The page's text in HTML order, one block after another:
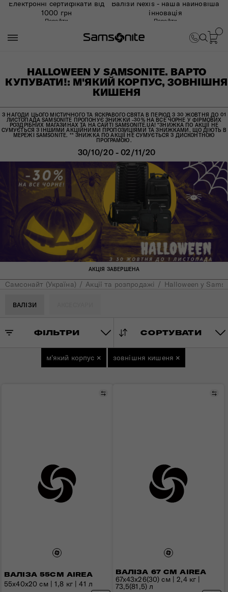
Електронні сертифікати від
1000 грн
Перейти
Валізи Nexis - наша найновіша
інновація
Перейти
HALLOWEEN У SAMSONITE. ВАРТО
КУПУВАТИ!: М'ЯКИЙ КОРПУС, ЗОВНІШНЯ
КИШЕНЯ
З НАГОДИ ЦЬОГО МІСТИЧНОГО ТА ЯСКРАВОГО СВЯТА В ПЕРІОД З 30 ЖОВТНЯ ДО 01
ЛИСТОПАДА SAMSONITE ПРОПОНУЄ ЗНИЖКИ -30% НА ВСЕ ЧОРНЕ У ФІРМОВИХ
РОЗДРІБНИХ МАГАЗИНАХ ТА НА САЙТІ SAMSONITE.UA! *ЗНИЖКА ПО АКЦІЇ НЕ
СУМУЄТЬСЯ З ІНШИМИ АКЦІЙНИМИ ПРОПОЗИЦІЯМИ ТА ЗНИЖКАМИ, ЩО ДІЮТЬ В
МЕРЕЖІ SAMSONITE. ** ЗНИЖКА ПО АКЦІЇ НЕ СУМУЄТЬСЯ З ДИСКОНТНОЮ
ПРОГРАМОЮ.
30/10/20 - 02/11/20
АКЦІЯ ЗАВЕРШЕНА
Самсонайт (Україна) Акції та розпродажі Halloween у
ВАЛІЗИ
ФІЛЬТРИ СОРТУВАТИ
м'який корпус × зовнішня кишеня ×
ВАЛІЗА 55СМ AIREA
Порівняти
55x40x20 см | 1,8 кг | 41 л
ВАЛІЗА 67 СМ AIREA
67x43x26(30) см | 2,4 кг |
73,5(81,5) л